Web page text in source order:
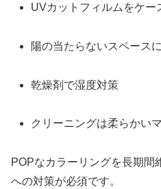
UVカットフィルムをケー
陽の当たらないスペース
乾燥剤で湿度対策
クリーニングは柔らかい
POPなカラーリングを長期間
への対策が必須です。